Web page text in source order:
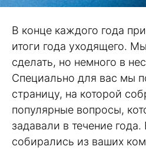
В конце каждого года
итоги года уходящего.
сделать, но немного в
Специально для вас мы
страницу, на которой
популярные вопросы,
задавали в течение
собирались из ваших